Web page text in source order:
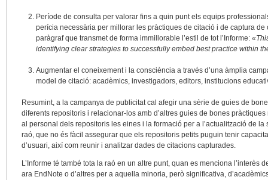
Període de consulta per valorar fins a quin punt els equips
perícia necessària per millorar les pràctiques de citació i de captura
paràgraf que transmet de forma immillorable l’estil de tot l’Informe:
identifying clear strategies to successfully embed best practice within
Augmentar el coneixement i la consciència a través d’una àmplia
model de citació: acadèmics, investigadors, editors, institucions
Resumint, a la campanya de publicitat cal afegir una sèrie de guies de
diferents repositoris i relacionar-los amb d’altres guies de bones
al personal dels repositoris les eines i la formació per a l’actualització de la
raó, que no és fàcil assegurar que els repositoris petits puguin tenir
d’usuari, així com reunir i analitzar dades de citacions capturades.
L’Informe té també tota la raó en un altre punt, quan es menciona l’interès
ara EndNote o d’altres per a aquella minoria, però significativa,